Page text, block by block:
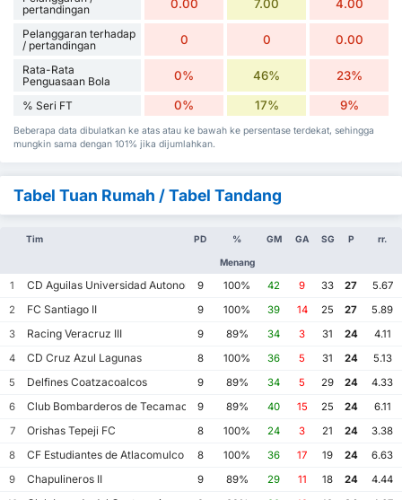
pertandingan
0.00 7.00 4.00
Pelanggaran terhadap
/ pertandingan
0 0 0.00
Rata-Rata
Penguasaan Bola
0% 46% 23%
% Seri FT 0% 17% 9%
Beberapa data dibulatkan ke atas atau ke bawah ke persentase terdekat, sehingga
mungkin sama dengan 101% jika dijumlahkan.
Tabel Tuan Rumah / Tabel Tandang
Tim PD %
Menang
GM GA SG P rr.
1 CD Aguilas Universidad Autonoma de Guerrero
9 100% 42 9 33 27
5.67
2
FC Santiago II 9 100% 39 14 25 27
5.89
3
Racing Veracruz III 9 89% 34 3 31 24
4.11
4
CD Cruz Azul Lagunas 8 100% 36 5 31 24
5.13
5
Delfines Coatzacoalcos 9 89% 34 5 29 24
4.33
6
Club Bombarderos de Tecamac 9 89% 40 15 25 24
6.11
7
Orishas Tepeji FC 8 100% 24 3 21 24
3.38
8
CF Estudiantes de Atlacomulco 8 100% 36 17 19 24
6.63
9
Chapulineros II 9 89% 29 11 18 24
4.44